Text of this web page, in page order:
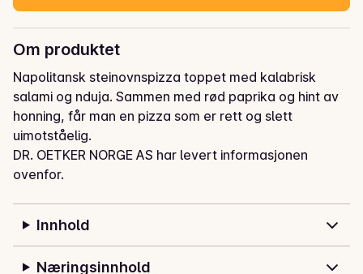
Om produktet
Napolitansk steinovnspizza toppet med kalabrisk
salami og nduja. Sammen med rød paprika og hint av
honning, får man en pizza som er rett og slett
uimotståelig.
DR. OETKER NORGE AS har levert informasjonen
ovenfor.
Innhold
Næringsinnhold